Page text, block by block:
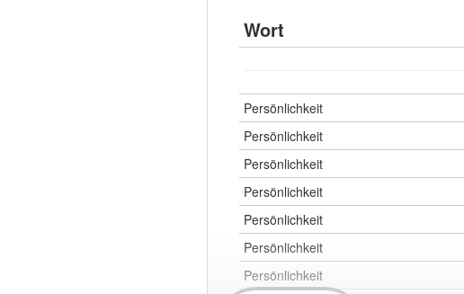
Wort
Persönlichkeit
Persönlichkeit
Persönlichkeit
Persönlichkeit
Persönlichkeit
Persönlichkeit
Persönlichkeit